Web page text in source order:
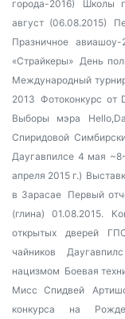
города-2016) Школы
август (06.08.2015)
Празничное авиашоу-
«Страйкеры» День
Международный
2013 Фотоконкурс от
Выборы мэра
Спиридовой
Даугавпилсе 4 мая
апреля 2015 г.)
в Зарасае Первый
(глина) 01.08.2015.
открытых дверей
чайников
нацизмом Боевая
Мисс Спидвей
конкурса на